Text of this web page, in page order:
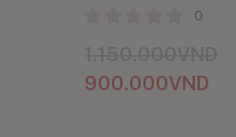
0
900.000VND